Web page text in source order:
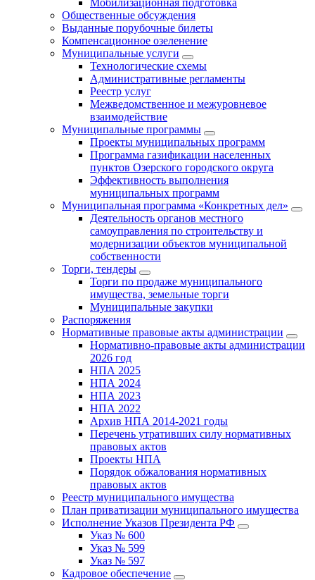
Мобилизационная подготовка
Общественные обсуждения
Выданные порубочные билеты
Компенсационное озеленение
Муниципальные услуги
Технологические схемы
Административные регламенты
Реестр услуг
Межведомственное и межуровневое
взаимодействие
Муниципальные программы
Проекты муниципальных программ
Программа газификации населенных
пунктов Озерского городского округа
Эффективность выполнения
муниципальных программ
Муниципальная программа «Конкретных дел»
Деятельность органов местного
самоуправления по строительству и
модернизации объектов муниципальной
собственности
Торги, тендеры
Торги по продаже муниципального
имущества, земельные торги
Муниципальные закупки
Распоряжения
Нормативные правовые акты администрации
Нормативно-правовые акты администрации
2026 год
НПА 2025
НПА 2024
НПА 2023
НПА 2022
Архив НПА 2014-2021 годы
Перечень утративших силу нормативных
правовых актов
Проекты НПА
Порядок обжалования нормативных
правовых актов
Реестр муниципального имущества
План приватизации муниципального имущества
Исполнение Указов Президента РФ
Указ № 600
Указ № 599
Указ № 597
Кадровое обеспечение